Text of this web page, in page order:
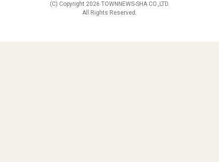
(C) Copyright 2026 TOWNNEWS-SHA CO.,LTD.
All Rights Reserved.